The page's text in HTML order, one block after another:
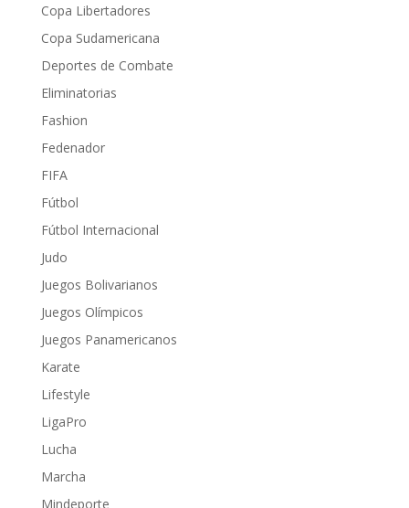
Copa Libertadores
Copa Sudamericana
Deportes de Combate
Eliminatorias
Fashion
Fedenador
FIFA
Fútbol
Fútbol Internacional
Judo
Juegos Bolivarianos
Juegos Olímpicos
Juegos Panamericanos
Karate
Lifestyle
LigaPro
Lucha
Marcha
Mindeporte